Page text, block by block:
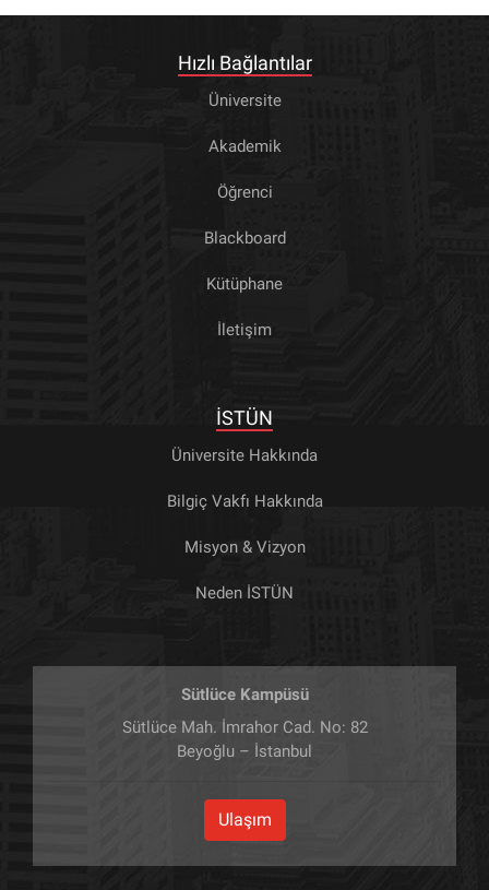
Hızlı Bağlantılar
Üniversite
Akademik
Öğrenci
Blackboard
Kütüphane
İletişim
İSTÜN
Üniversite Hakkında
Bilgiç Vakfı Hakkında
Misyon & Vizyon
Neden İSTÜN
Sütlüce Kampüsü
Sütlüce Mah. İmrahor Cad. No: 82
Beyoğlu – İstanbul
Ulaşım